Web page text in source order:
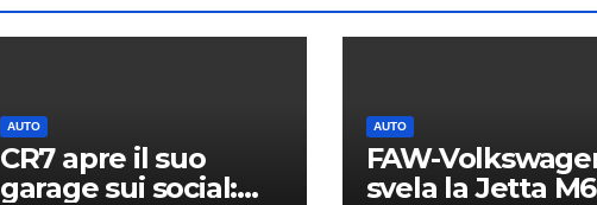
AUTO
CR7 apre il suo
garage sui social:
AUTO
FAW-
svela la Jetta